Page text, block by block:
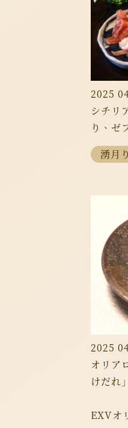
2025
シチリ
り、ゼ
湧月
2025
オリア
けだれ
EXVオ